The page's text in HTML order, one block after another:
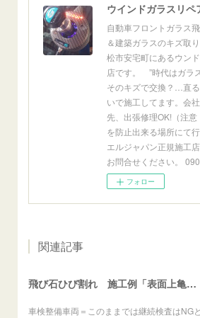
自動車フロントガラス
＆建築ガラスのキズ取
松市安宅町にあるウン
店です。 ”時代はガラ
そのキズで交換？…直
いで施工してます。会
先、出張修理OK!（注
を防止出来る場所にて
エルジャパン正規施工
お問合せください。
フォロー
関連記事
飛び石ひび割れ 施工例「表面上亀裂・ダメージクラック」ステラ
車検整備車両＝このままでは継続検査はNGと